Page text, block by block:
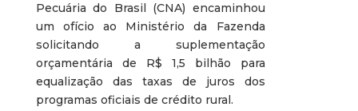
Pecuária do Brasil (CNA) encaminhou
um ofício ao Ministério da Fazenda
solicitando a suplementação
orçamentária de R$ 1,5 bilhão para
equalização das taxas de juros dos
programas oficiais de crédito rural.